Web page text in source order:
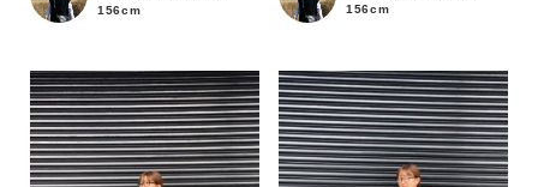
156cm
156cm